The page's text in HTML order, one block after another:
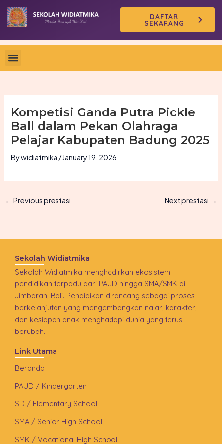
Skip
content
DAFTAR
SEKARANG
Kompetisi Ganda Putra Pickle
Ball dalam Pekan Olahraga
Pelajar Kabupaten Badung 2025
Bywidiatmika /January 19, 2026
← Previous prestasi Next prestasi →
Sekolah Widiatmika
Sekolah Widiatmika menghadirkan ekosistem
pendidikan terpadu dari PAUD hingga SMA/SMK di
Jimbaran, Bali. Pendidikan dirancang sebagai proses
berkelanjutan yang mengembangkan nalar, karakter,
dan kesiapan anak menghadapi dunia yang terus
berubah.
Link Utama
Beranda
PAUD / Kindergarten
SD / Elementary School
SMA / Senior High School
SMK / Vocational High School